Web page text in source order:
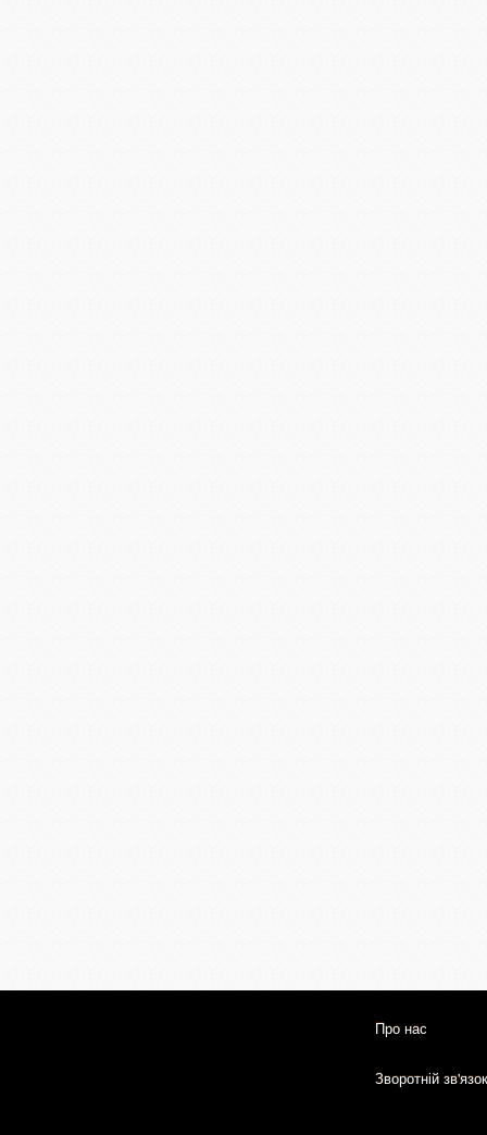
Про нас
Зворотній зв'язок